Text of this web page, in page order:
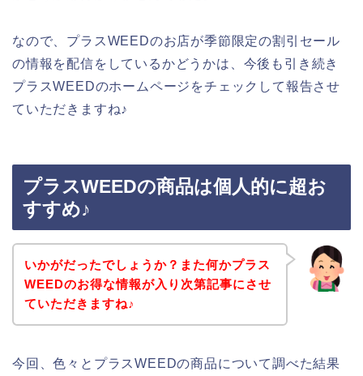
なので、プラスWEEDのお店が季節限定の割引セール
の情報を配信をしているかどうかは、今後も引き続き
プラスWEEDのホームページをチェックして報告させ
ていただきますね♪
プラスWEEDの商品は個人的に超お
すすめ♪
いかがだったでしょうか？また何かプラス
WEEDのお得な情報が入り次第記事にさせ
ていただきますね♪
今回、色々とプラスWEEDの商品について調べた結果